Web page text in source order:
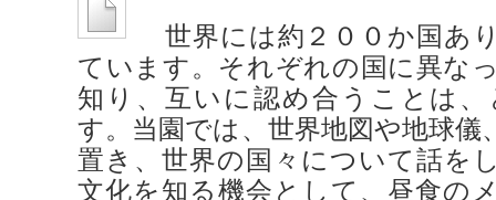
世界には約２００か国あ
ています。それぞれの国に異な
知り、互いに認め合うことは
す。当園では、世界地図や地球儀
置き、世界の国々について話を
文化を知る機会として、昼食の